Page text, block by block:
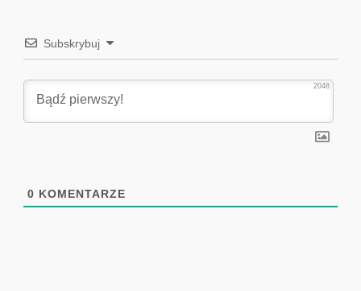
Subskrybuj
2048
0 KOMENTARZE